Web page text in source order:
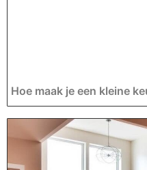
Hoe maak je een kleine